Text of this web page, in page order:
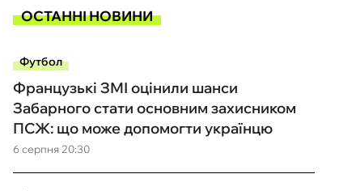
ОСТАННІ НОВИНИ
Футбол
6 серпня 20:30
Французькі ЗМІ оцінили шанси
Забарного стати основним захисником
ПСЖ: що може допомогти українцю